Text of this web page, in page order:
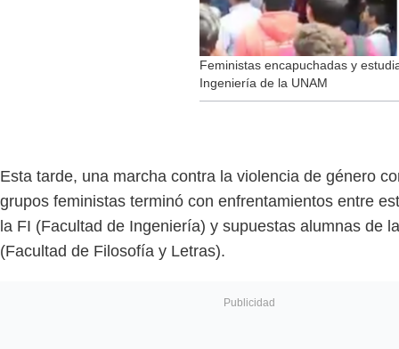
Feministas encapuchadas y
Ingeniería de la UNAM
Esta tarde, una marcha contra la violencia de género
grupos feministas terminó con enfrentamientos entre
la FI (Facultad de Ingeniería) y supuestas alumnas de
(Facultad de Filosofía y Letras).